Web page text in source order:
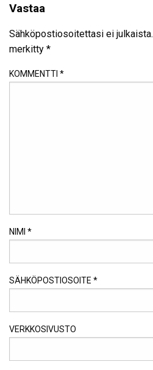
Vastaa
Sähköpostiosoitettasi ei julkaista.
merkitty *
KOMMENTTI *
NIMI *
SÄHKÖPOSTIOSOITE *
VERKKOSIVUSTO